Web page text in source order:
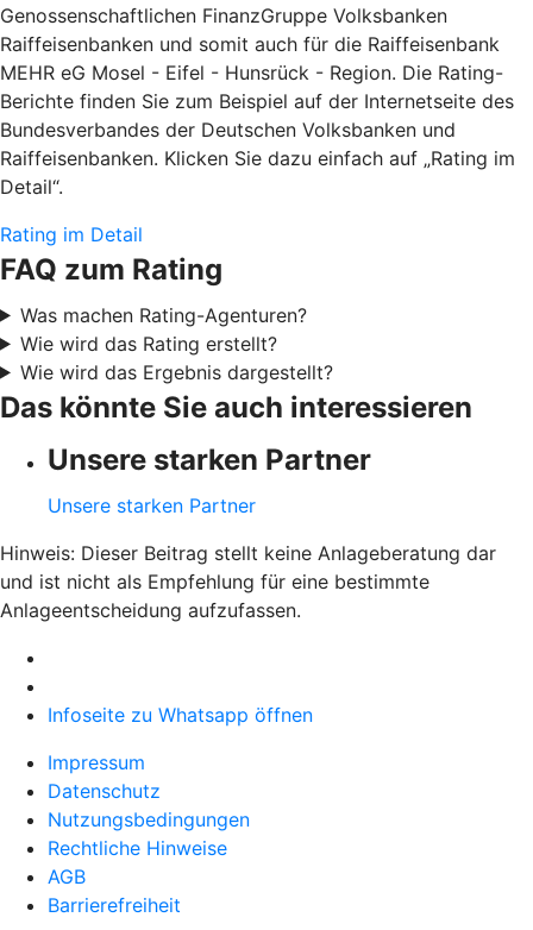
Genossenschaftlichen FinanzGruppe Volksbanken
Raiffeisenbanken und somit auch für die Raiffeisenbank
MEHR eG Mosel - Eifel - Hunsrück - Region. Die Rating-
Berichte finden Sie zum Beispiel auf der Internetseite des
Bundesverbandes der Deutschen Volksbanken und
Raiffeisenbanken. Klicken Sie dazu einfach auf „Rating im
Detail“.
Rating im Detail
FAQ zum Rating
Was machen Rating-Agenturen?
Wie wird das Rating erstellt?
Wie wird das Ergebnis dargestellt?
Das könnte Sie auch interessieren
Unsere starken Partner
Unsere starken Partner
Hinweis: Dieser Beitrag stellt keine Anlageberatung dar
und ist nicht als Empfehlung für eine bestimmte
Anlageentscheidung aufzufassen.
Infoseite zu Whatsapp öffnen
Impressum
Datenschutz
Nutzungsbedingungen
Rechtliche Hinweise
AGB
Barrierefreiheit